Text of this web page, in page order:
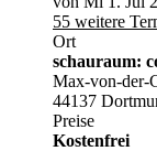
55 weitere
Ort
schauraum:
Max-von-der-
44137
Preise
Kostenfrei